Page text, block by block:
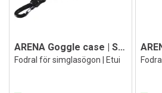
ARENA Goggle case | Svart/Gul
Fodral för simglasögon | Etui